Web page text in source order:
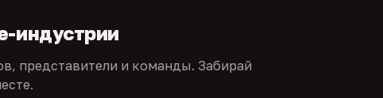
индустрии
представители и команды. Забирай